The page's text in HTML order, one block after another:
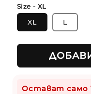
Size - XL
XL L
Остават само